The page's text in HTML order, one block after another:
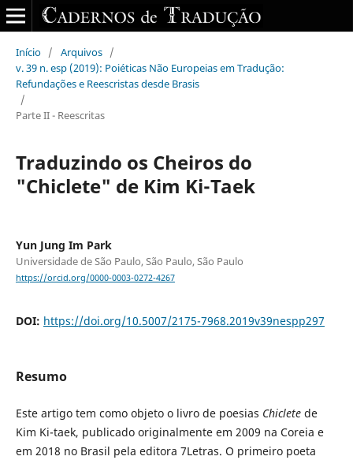
Início / Arquivos /
v. 39 n. esp (2019): Poiéticas Não Europeias em Tradução:
Refundações e Reescristas desde Brasis
/
Parte II - Reescritas
Traduzindo os Cheiros do
"Chiclete" de Kim Ki-Taek
Yun Jung Im Park
Universidade de São Paulo, São Paulo, São Paulo
https://orcid.org/0000-0003-0272-4267
DOI: https://doi.org/10.5007/2175-7968.2019v39nespp297
Resumo
Este artigo tem como objeto o livro de poesias Chicletede
Kim Ki-taek, publicado originalmente em 2009 na Coreia e
em 2018 no Brasil pela editora 7Letras. O primeiro poeta